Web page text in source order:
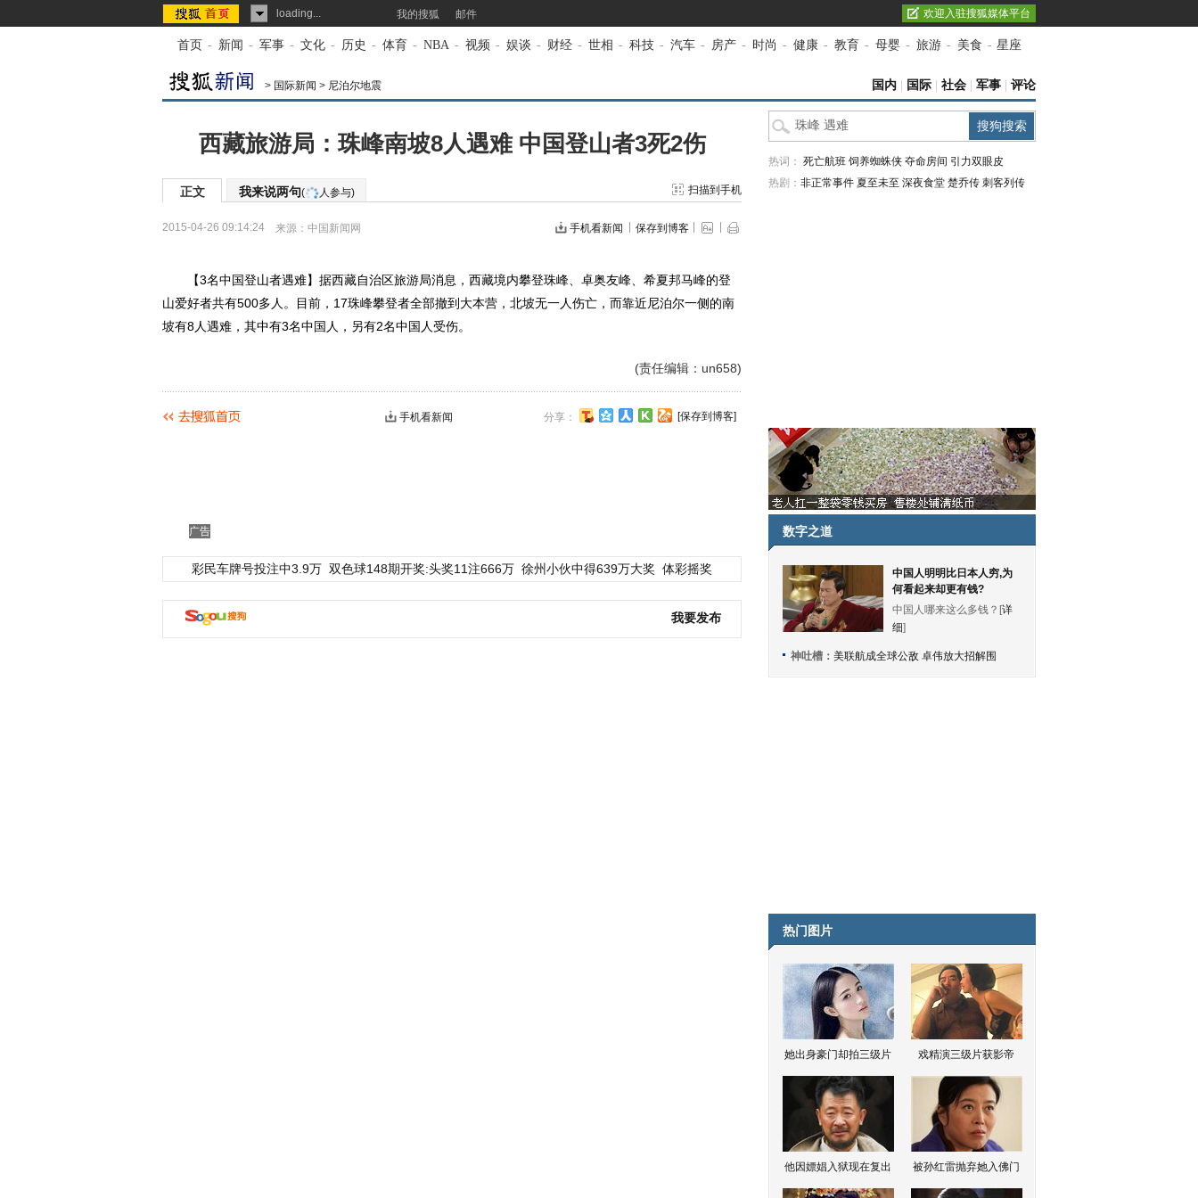
loading... 我的搜狐 邮件 欢迎入驻搜狐媒体平台
首页 - 新闻 - 军事 - 文化 - 历史 - 体育 - NBA - 视频 - 娱谈 - 财经 - 世相 - 科技 - 汽车 - 房产 - 时尚 - 健康 - 教育 - 母婴 - 旅游 - 美食 - 星座
> 国际新闻 > 尼泊尔地震 国内 国际 社会 军事 评论
西藏旅游局：珠峰南坡8人遇难 中国登山者3死2伤
正文 我来说两句( 人参与) 扫描到手机
2015-04-26 09:14:24 来源： 中国新闻网 手机看新闻 保存到博客
【3名中国登山者遇难】据西藏自治区旅游局消息，西藏境内攀登珠峰、卓奥友峰、希夏邦马峰的登
山爱好者共有500多人。目前，17珠峰攀登者全部撤到大本营，北坡无一人伤亡，而靠近尼泊尔一侧的南
坡有8人遇难，其中有3名中国人，另有2名中国人受伤。
(责任编辑：un658)
分享： [保存到博客]
手机看新闻
广告
彩民车牌号投注中3.9万 双色球148期开奖:头奖11注666万 徐州小伙中得639万大奖 体彩摇奖
我要发布
热词： 死亡航班 饲养蜘蛛侠 夺命房间 引力双眼皮
热剧： 非正常事件 夏至未至 深夜食堂 楚乔传 刺客列传
数字之道
中国人明明比日本人穷,为
何看起来却更有钱?
中国人哪来这么多钱？[详
细]
神吐槽： 美联航成全球公敌 卓伟放大招解围
热门图片
她出身豪门却拍三级片 戏精演三级片获影帝
他因嫖娼入狱现在复出 被孙红雷抛弃她入佛门